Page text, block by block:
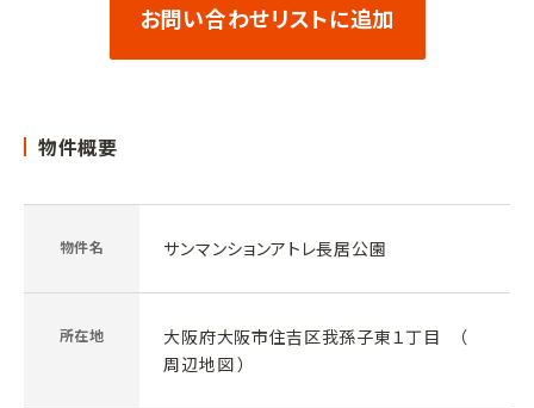
お問い合わせリストに追加
物件概要
物件名 サンマンションアトレ長居公園
所在地
大阪府大阪市住吉区我孫子東１丁目 （
周辺地図）